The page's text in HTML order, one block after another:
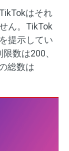
はそれ
ん。TikTok
提示してい
数は200、
総数は